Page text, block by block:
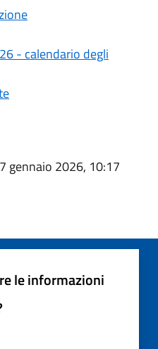
- calendario degli
gennaio 2026, 10:17
le informazioni